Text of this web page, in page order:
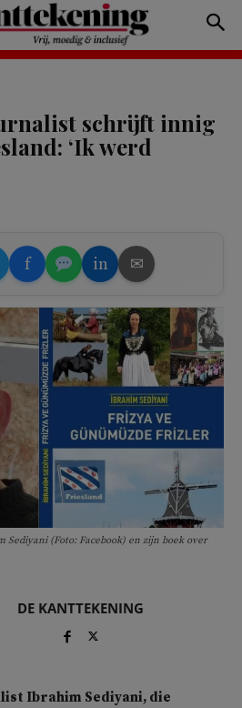
schrijft innig
‘Ik werd
f in ✉
Sediyani (Foto: Facebook) en zijn boek over
DE KANTTEKENING
Ibrahim Sediyani, die